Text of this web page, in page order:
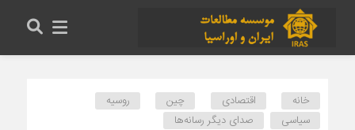
خانه اقتصادی چین
روسیه
سیاسی
صدای دیگر رسانه‌ها